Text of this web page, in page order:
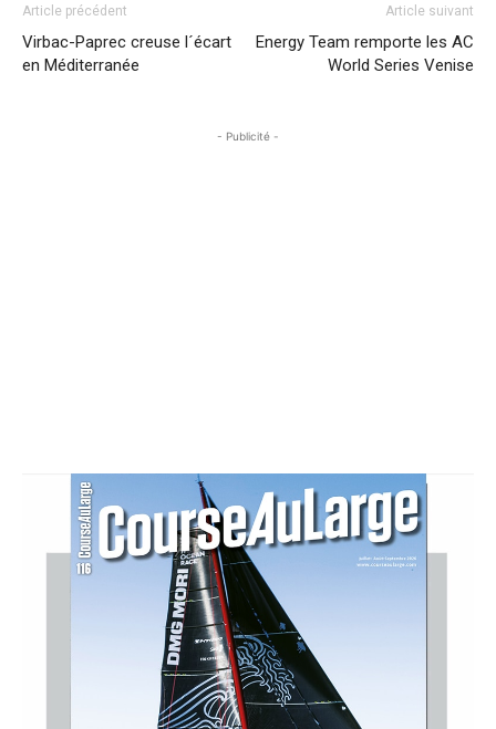
Article précédent
Virbac-Paprec creuse l´écart
en Méditerranée
Article suivant
Energy Team remporte les AC
World Series Venise
- Publicité -